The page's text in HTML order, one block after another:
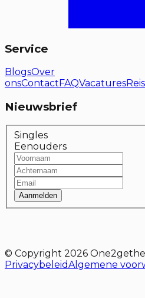
Service
BlogsOver
onsContact FAQVacatures
Nieuwsbrief
Singles
Eenouders
Aanmelden
© Copyright 2026
PrivacybeleidAlgemene